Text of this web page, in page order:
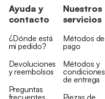
Ayuda y
contacto
¿Dónde está
mi pedido?
Devoluciones
y reembolsos
Preguntas
Nuestros
servicios
Métodos de
pago
Métodos y
condiciones
de entrega